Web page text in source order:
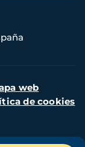
web
de cookies